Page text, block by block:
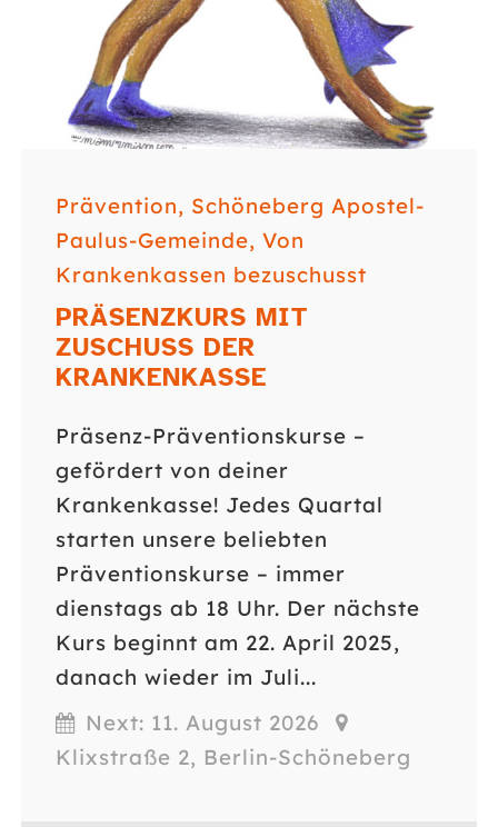
Prävention, Schöneberg Apostel-
Paulus-Gemeinde, Von
Krankenkassen bezuschusst
PRÄSENZKURS MIT
ZUSCHUSS DER
KRANKENKASSE
Präsenz-Präventionskurse –
gefördert von deiner
Krankenkasse! Jedes Quartal
starten unsere beliebten
Präventionskurse – immer
dienstags ab 18 Uhr. Der nächste
Kurs beginnt am 22. April 2025,
danach wieder im Juli...
Next: 11. August 2026
Klixstraße 2, Berlin-Schöneberg